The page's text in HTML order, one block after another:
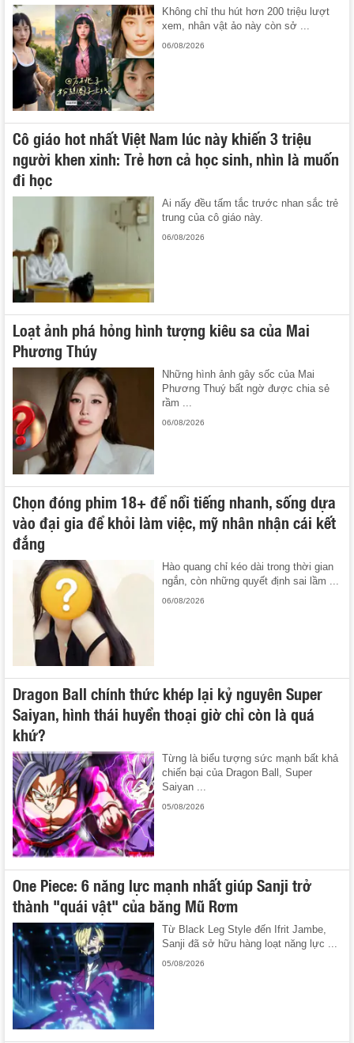
Không chỉ thu hút hơn 200 triệu lượt
xem, nhân vật ảo này còn sở ...
06/08/2026
Cô giáo hot nhất Việt Nam lúc này khiến 3 triệu
người khen xinh: Trẻ hơn cả học sinh, nhìn là muốn
đi học
Ai nấy đều tấm tắc trước nhan sắc trẻ
trung của cô giáo này.
06/08/2026
Loạt ảnh phá hỏng hình tượng kiêu sa của Mai
Phương Thúy
Những hình ảnh gây sốc của Mai
Phương Thuý bất ngờ được chia sẻ
rầm ...
06/08/2026
Chọn đóng phim 18+ để nổi tiếng nhanh, sống dựa
vào đại gia để khỏi làm việc, mỹ nhân nhận cái kết
đắng
Hào quang chỉ kéo dài trong thời gian
ngắn, còn những quyết định sai lầm ...
06/08/2026
Dragon Ball chính thức khép lại kỷ nguyên Super
Saiyan, hình thái huyền thoại giờ chỉ còn là quá
khứ?
Từng là biểu tượng sức mạnh bất khả
chiến bại của Dragon Ball, Super
Saiyan ...
05/08/2026
One Piece: 6 năng lực mạnh nhất giúp Sanji trở
thành "quái vật" của băng Mũ Rơm
Từ Black Leg Style đến Ifrit Jambe,
Sanji đã sở hữu hàng loạt năng lực ...
05/08/2026